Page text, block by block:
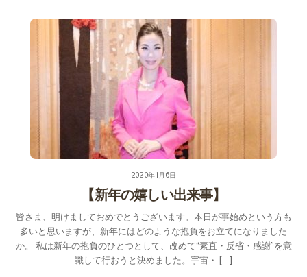
2020年1月6日
【新年の嬉しい出来事】
皆さま、明けましておめでとうございます。本日が事始めという方も
多いと思いますが、新年にはどのような抱負をお立てになりました
か。 私は新年の抱負のひとつとして、改めて“素直・反省・感謝”を意
識して行おうと決めました。宇宙・ […]